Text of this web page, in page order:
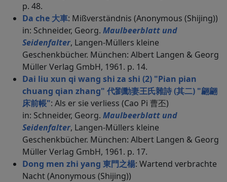
p. 48.
Da che 大車: Mißverständnis (Anonymous (Shijing))
in: Schneider, Georg. Maulbeerblatt und
Seidenfalter, Langen-Müllers kleine
Geschenkbücher. München: Albert Langen & Georg
Müller Verlag GmbH, 1961. p. 14.
Dai liu xun qi wang shi za shi (2) "Pian pian
chuang qian zhang" 代劉勳妻王氏雜詩 (其二) "翩翩
床前帳": Als er sie verliess (Cao Pi 曹丕)
in: Schneider, Georg. Maulbeerblatt und
Seidenfalter, Langen-Müllers kleine
Geschenkbücher. München: Albert Langen & Georg
Müller Verlag GmbH, 1961. p. 17.
Dong men zhi yang 東門之楊: Wartend verbrachte
Nacht (Anonymous (Shijing))